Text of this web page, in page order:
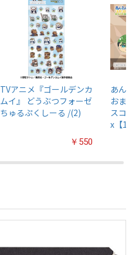
TVアニメ『ゴールデンカ
ムイ』 どうぶつフォーゼ
ちゅるぷくしーる /(2)
￥550
あんさ
おまん
スコッ
x【